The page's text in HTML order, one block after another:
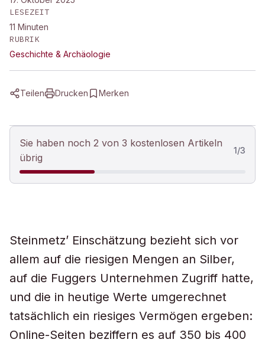
LESEZEIT
11 Minuten
RUBRIK
Geschichte & Archäologie
Teilen Drucken Merken
Sie haben noch 2 von 3 kostenlosen Artikeln
übrig
1/3
Steinmetz’ Einschätzung bezieht sich vor
allem auf die riesigen Mengen an Silber,
auf die Fuggers Unternehmen Zugriff hatte,
und die in heutige Werte umgerechnet
tatsächlich ein riesiges Vermögen ergeben:
Online-Seiten beziffern es auf 350 bis 400